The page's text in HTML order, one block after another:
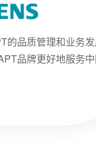
品质管理和业务发
品牌更好地服务